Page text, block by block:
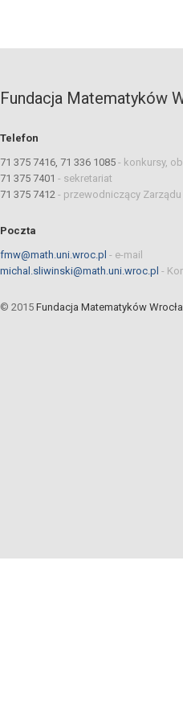
Fundacja Matematyków
Telefon
71 375 7416, 71 336 1085 - konkursy,
71 375 7401 - sekretariat
71 375 7412 - przewodniczący Zarządu
Poczta
fmw@math.uni.wroc.pl - e-mail
michal.sliwinski@math.uni.wroc.pl -
© 2015 Fundacja Matematyków